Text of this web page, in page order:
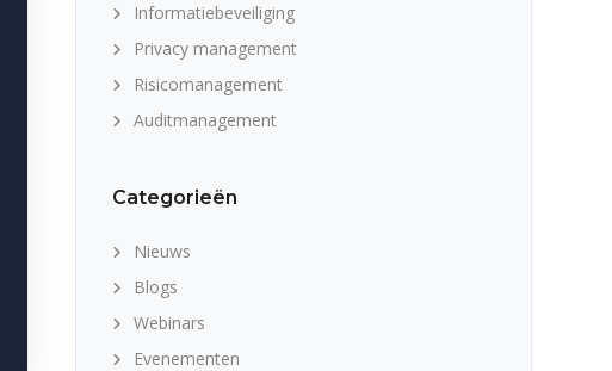
Informatiebeveiliging
Privacy management
Risicomanagement
Auditmanagement
Categorieën
Nieuws
Blogs
Webinars
Evenementen